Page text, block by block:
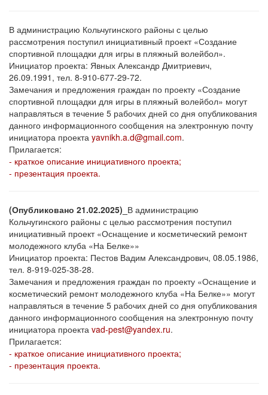
В администрацию Кольчугинского районы с целью
рассмотрения поступил инициативный проект «Создание
спортивной площадки для игры в пляжный волейбол».
Инициатор проекта: Явных Александр Дмитриевич,
26.09.1991, тел. 8-910-677-29-72.
Замечания и предложения граждан по проекту «Создание
спортивной площадки для игры в пляжный волейбол» могут
направляться в течение 5 рабочих дней со дня опубликования
данного информационного сообщения на электронную почту
инициатора проекта yavnikh.a.d@gmail.com.
Прилагается:
- краткое описание инициативного проекта;
- презентация проекта.
(Опубликовано 21.02.2025)_ В администрацию
Кольчугинского районы с целью рассмотрения поступил
инициативный проект «Оснащение и косметический ремонт
молодежного клуба «На Белке»»
Инициатор проекта: Пестов Вадим Александрович, 08.05.1986,
тел. 8-919-025-38-28.
Замечания и предложения граждан по проекту «Оснащение и
косметический ремонт молодежного клуба «На Белке»» могут
направляться в течение 5 рабочих дней со дня опубликования
данного информационного сообщения на электронную почту
инициатора проекта vad-pest@yandex.ru.
Прилагается:
- краткое описание инициативного проекта;
- презентация проекта.